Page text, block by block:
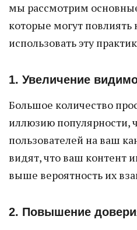
мы рассмотрим
которые могут
использовать эту
1. Увеличение
Большое количество
иллюзию популярности,
пользователей на ваш
видят, что ваш контент
выше вероятность их
2. Повышение